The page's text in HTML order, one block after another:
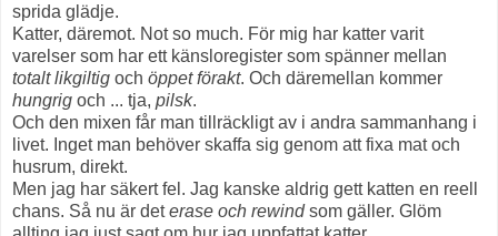
sprida glädje.
Katter, däremot. Not so much. För mig har katter varit
varelser som har ett känsloregister som spänner mellan
totalt likgiltig och öppet förakt. Och däremellan kommer
hungrig och ... tja, pilsk.
Och den mixen får man tillräckligt av i andra sammanhang i
livet. Inget man behöver skaffa sig genom att fixa mat och
husrum, direkt.
Men jag har säkert fel. Jag kanske aldrig gett katten en reell
chans. Så nu är deterase och rewindsom gäller. Glöm